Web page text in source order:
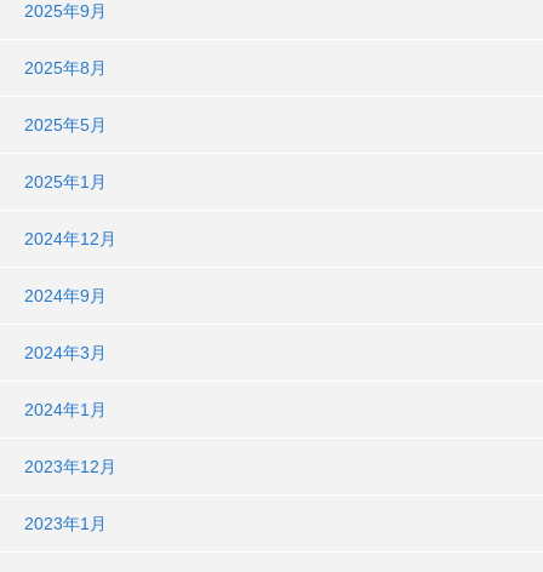
2025年9月
2025年8月
2025年5月
2025年1月
2024年12月
2024年9月
2024年3月
2024年1月
2023年12月
2023年1月